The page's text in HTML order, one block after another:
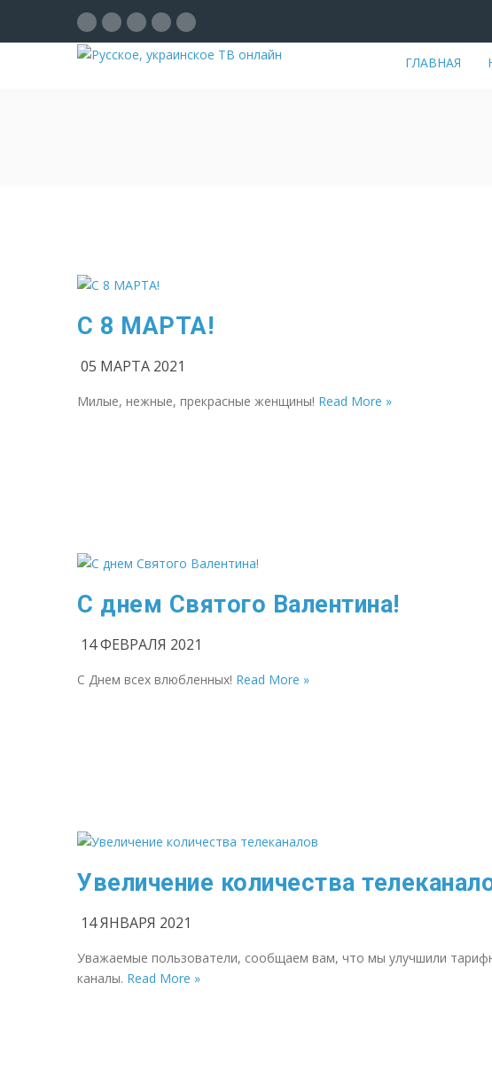
ГЛАВНАЯ
С 8 МАРТА!
05 МАРТА 2021
Милые, нежные, прекрасные женщины! Read More »
С днем Святого Валентина!
14 ФЕВРАЛЯ 2021
С Днем всех влюбленных! Read More »
Увеличение количества
14 ЯНВАРЯ 2021
Уважаемые пользователи, сообщаем вам, что мы улучшили
каналы. Read More »